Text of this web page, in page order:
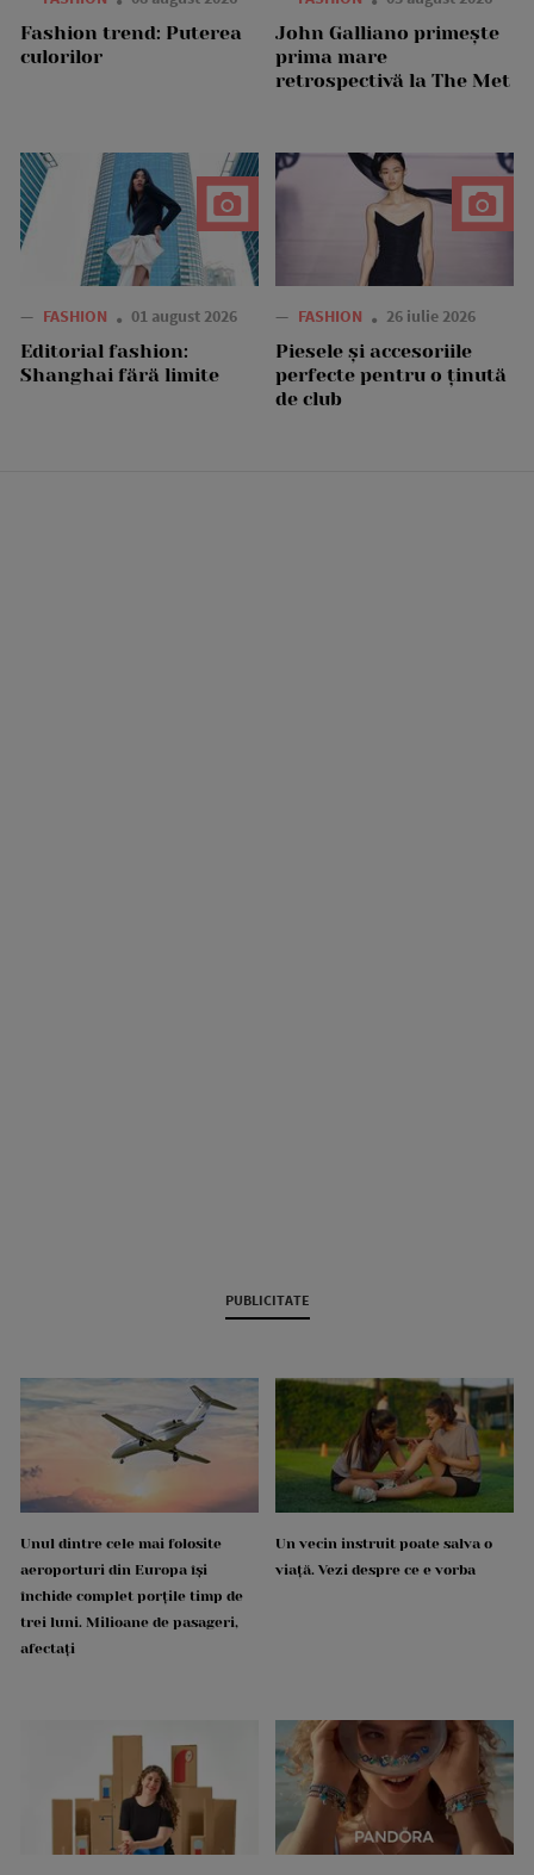
Fashion trend: Puterea
culorilor
John Galliano primește
prima mare
retrospectivă la The Met
— FASHION 01 august 2026
Editorial fashion:
Shanghai fără limite
— FASHION 26 iulie 2026
Piesele și accesoriile
perfecte pentru o ținută
de club
PUBLICITATE
Unul dintre cele mai folosite
aeroporturi din Europa își
închide complet porțile timp de
trei luni. Milioane de pasageri,
afectați
Un vecin instruit poate salva o
viață. Vezi despre ce e vorba